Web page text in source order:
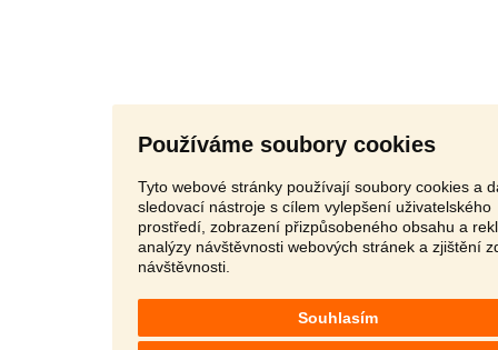
Používáme soubory cookies
Tyto webové stránky používají soubory cookies a
sledovací nástroje s cílem vylepšení uživatelského
prostředí, zobrazení přizpůsobeného obsahu a
analýzy návštěvnosti webových stránek a zjištění
návštěvnosti.
Souhlasím